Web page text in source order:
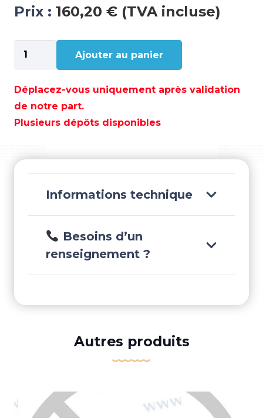
Prix : 160,20 € (TVA incluse)
quantité
de
LCD
+
INDICATEUR
BP
Ajouter au panier
Déplacez-vous uniquement après validation
de notre part.
Plusieurs dépôts disponibles
Informations technique
Besoins d’un
renseignement ?
Autres produits